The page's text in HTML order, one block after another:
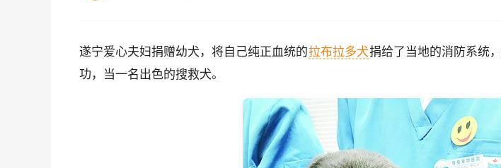
遂宁爱心夫妇捐赠幼犬，将自己纯正血统的拉布拉多犬捐给了当地的消防系统
功，当一名出色的搜救犬。